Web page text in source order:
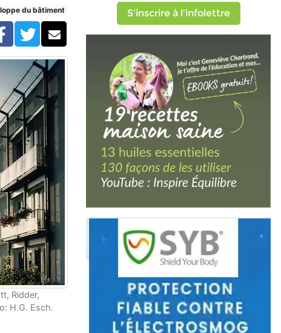
verglas
du bâtiment
Facebook
TwitterCourriel
Ridder,
H.G. Esch.
S'inscrire à l'infolettre